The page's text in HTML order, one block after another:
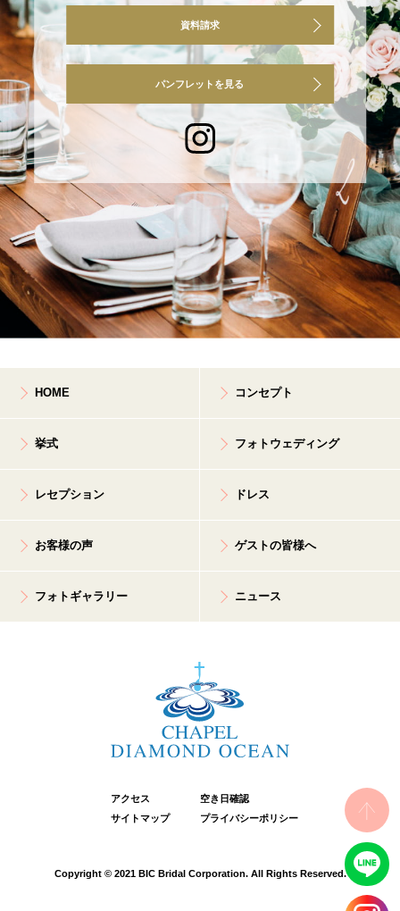
資料請求
パンフレットを見る
HOME コンセプト
挙式 フォトウェディング
レセプション ドレス
お客様の声 ゲストの皆様へ
フォトギャラリー ニュース
アクセス
空き日確認
サイトマップ
プライバシーポリシー
Copyright © 2021 BIC Bridal Corporation. All Rights Reserved.